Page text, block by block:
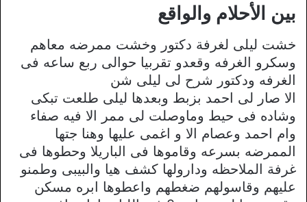
بين الأحلام والواقع
خشت ليلى لغرفة دكتور وخشت ممرضه معاهم
وسكرو الغرفه وقعدو تقربيا حوالى ربع ساعه فى
الغرفه ودكتور شرح لى ليلى شن
الا صار لى احمد بزبط وبعدها ليلى طلعت تبكى
وشاده فى حيط وماوصلت لى ممر الا فيه صفاء
وام احمد وعصام الا و اغمى عليها وهنا جتها
الممرضه بسرعه وقاموها فى الباريلا وحطوها فى
غرفة الملاحظه ودارولها كشف هيا والبيبى وطمنو
عليهم وقاسولهم ضغطهم واعطوها ابره مسكن